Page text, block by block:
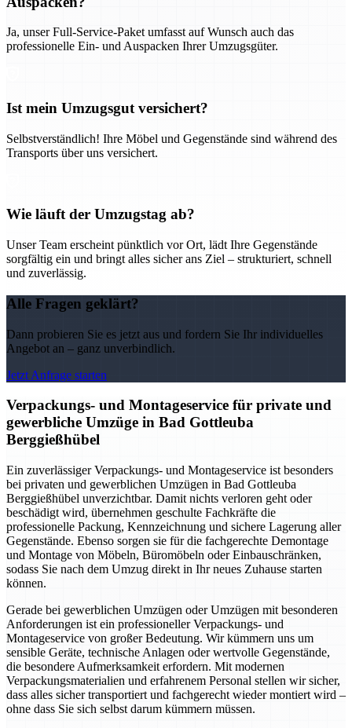
Ja, unser Full-Service-Paket umfasst auf Wunsch auch das
professionelle Ein- und Auspacken Ihrer Umzugsgüter.
Ist mein Umzugsgut versichert?
Selbstverständlich! Ihre Möbel und Gegenstände sind während des
Transports über uns versichert.
Wie läuft der Umzugstag ab?
Unser Team erscheint pünktlich vor Ort, lädt Ihre Gegenstände
sorgfältig ein und bringt alles sicher ans Ziel – strukturiert, schnell
und zuverlässig.
Alle Fragen geklärt?
Dann probieren Sie es jetzt aus und fordern Sie Ihr individuelles
Angebot an – ganz unverbindlich.
Jetzt Anfrage starten
Verpackungs- und Montageservice für private und
gewerbliche Umzüge in Bad Gottleuba
Berggießhübel
Ein zuverlässiger Verpackungs- und Montageservice ist besonders
bei privaten und gewerblichen Umzügen in Bad Gottleuba
Berggießhübel unverzichtbar. Damit nichts verloren geht oder
beschädigt wird, übernehmen geschulte Fachkräfte die
professionelle Packung, Kennzeichnung und sichere Lagerung aller
Gegenstände. Ebenso sorgen sie für die fachgerechte Demontage
und Montage von Möbeln, Büromöbeln oder Einbauschränken,
sodass Sie nach dem Umzug direkt in Ihr neues Zuhause starten
können.
Gerade bei gewerblichen Umzügen oder Umzügen mit besonderen
Anforderungen ist ein professioneller Verpackungs- und
Montageservice von großer Bedeutung. Wir kümmern uns um
sensible Geräte, technische Anlagen oder wertvolle Gegenstände,
die besondere Aufmerksamkeit erfordern. Mit modernen
Verpackungsmaterialien und erfahrenem Personal stellen wir sicher,
dass alles sicher transportiert und fachgerecht wieder montiert wird –
ohne dass Sie sich selbst darum kümmern müssen.